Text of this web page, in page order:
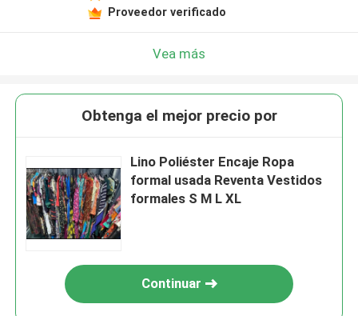
Proveedor verificado
Vea más
Obtenga el mejor precio por
Lino Poliéster Encaje Ropa
formal usada Reventa Vestidos
formales S M L XL
Continuar